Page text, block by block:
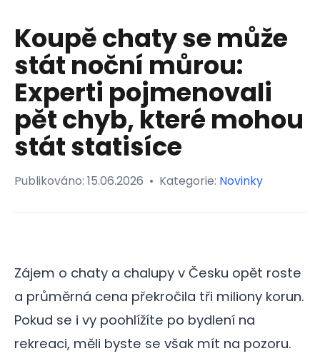
Koupě chaty se může
stát noční můrou:
Experti pojmenovali
pět chyb, které mohou
stát statisíce
Publikováno: 15.06.2026 • Kategorie: Novinky
Zájem o chaty a chalupy v Česku opět roste
a průměrná cena překročila tři miliony korun.
Pokud se i vy poohlížíte po bydlení na
rekreaci, měli byste se však mít na pozoru.